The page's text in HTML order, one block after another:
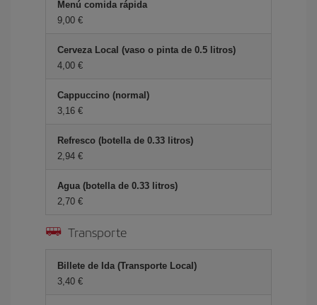
Menú comida rápida
9,00 €
Cerveza Local (vaso o pinta de 0.5 litros)
4,00 €
Cappuccino (normal)
3,16 €
Refresco (botella de 0.33 litros)
2,94 €
Agua (botella de 0.33 litros)
2,70 €
Transporte
Billete de Ida (Transporte Local)
3,40 €